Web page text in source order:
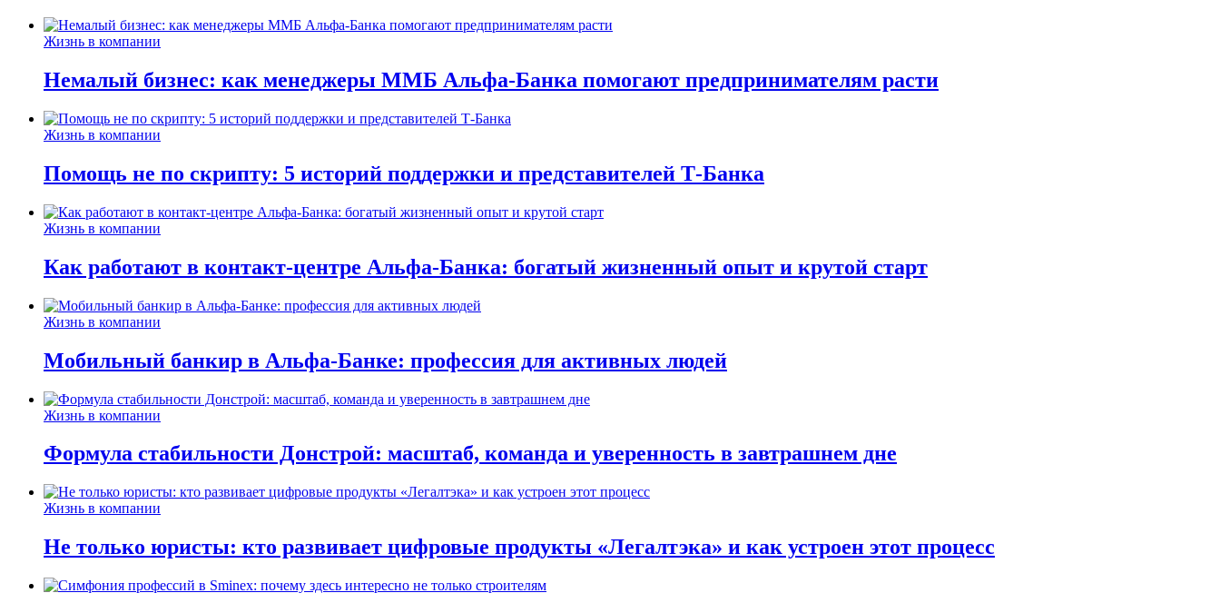
Жизнь в компании
Немалый бизнес: как менеджеры ММБ Альфа-Банка помогают предпринимателям расти
Жизнь в компании
Помощь не по скрипту: 5 историй поддержки и представителей Т-Банка
Жизнь в компании
Как работают в контакт-центре Альфа-Банка: богатый жизненный опыт и крутой старт
Жизнь в компании
Мобильный банкир в Альфа-Банке: профессия для активных людей
Жизнь в компании
Формула стабильности Донстрой: масштаб, команда и уверенность в завтрашнем дне
Жизнь в компании
Не только юристы: кто развивает цифровые продукты «Легалтэка» и как устроен этот процесс